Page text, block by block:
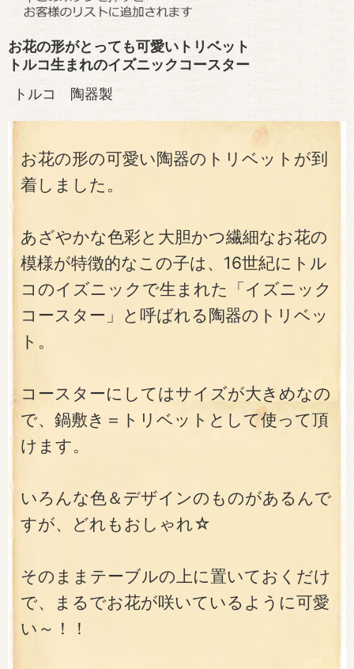
お花の形がとっても可愛いトリベット
トルコ生まれのイズニックコースター
トルコ 陶器製
お花の形の可愛い陶器のトリベットが到
着しました。
あざやかな色彩と大胆かつ繊細なお花の
模様が特徴的なこの子は、16世紀にトル
コのイズニックで生まれた「イズニック
コースター」と呼ばれる陶器のトリベッ
ト。
コースターにしてはサイズが大きめなの
で、鍋敷き＝トリベットとして使って頂
けます。
いろんな色＆デザインのものがあるんで
すが、どれもおしゃれ☆
そのままテーブルの上に置いておくだけ
で、まるでお花が咲いているように可愛
い～！！